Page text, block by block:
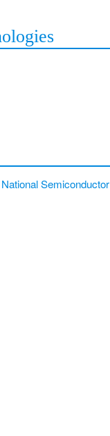
National Semiconductor